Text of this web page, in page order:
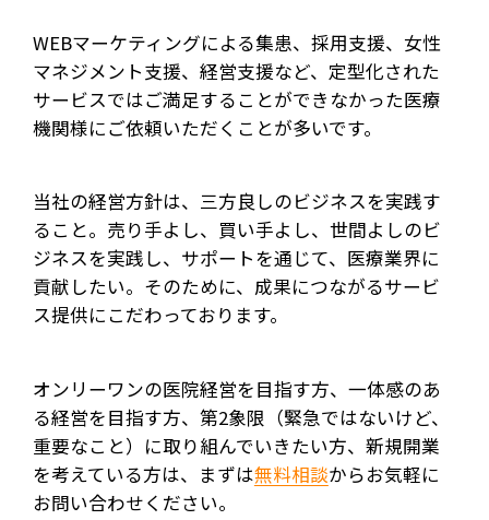
WEBマーケティングによる集患、採用支援、女性
マネジメント支援、経営支援など、定型化された
サービスではご満足することができなかった医療
機関様にご依頼いただくことが多いです。
当社の経営方針は、三方良しのビジネスを実践す
ること。売り手よし、買い手よし、世間よしのビ
ジネスを実践し、サポートを通じて、医療業界に
貢献したい。そのために、成果につながるサービ
ス提供にこだわっております。
オンリーワンの医院経営を目指す方、一体感のあ
る経営を目指す方、第2象限（緊急ではないけど、
重要なこと）に取り組んでいきたい方、新規開業
を考えている方は、まずは無料相談からお気軽に
お問い合わせください。